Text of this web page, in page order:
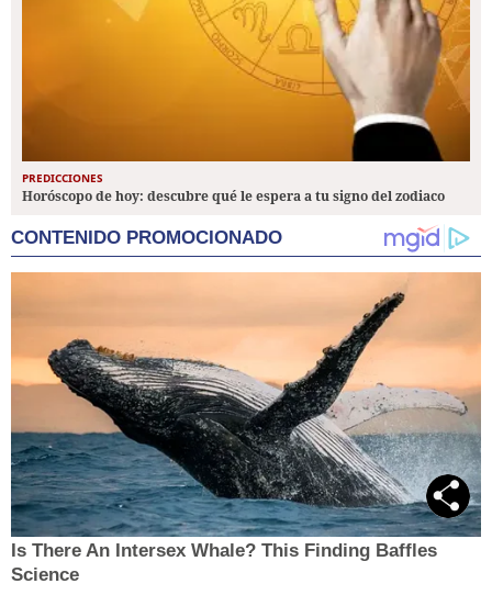
PREDICCIONES
Horóscopo de hoy: descubre qué le espera a tu signo del zodiaco
CONTENIDO PROMOCIONADO
Is There An Intersex Whale? This Finding Baffles
Science